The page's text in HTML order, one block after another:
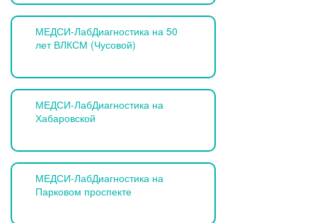
МЕДСИ-ЛабДиагностика на 50
лет ВЛКСМ (Чусовой)
МЕДСИ-ЛабДиагностика на
Хабаровской
МЕДСИ-ЛабДиагностика на
Парковом проспекте